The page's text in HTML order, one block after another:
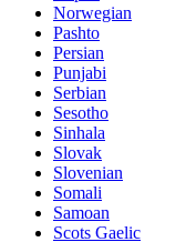
Norwegian
Pashto
Persian
Punjabi
Serbian
Sesotho
Sinhala
Slovak
Slovenian
Somali
Samoan
Scots Gaelic